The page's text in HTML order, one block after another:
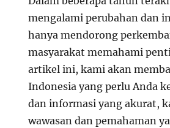
mengalami perubahan dan
hanya mendorong
masyarakat memahami
artikel ini, kami akan
Indonesia yang perlu Anda
dan informasi yang akurat,
wawasan dan pemahaman